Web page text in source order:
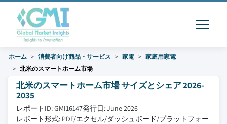
ホーム 消費者向け商品・サービス 家電
家庭用家電
北米のスマートホーム市場
北米のスマートホーム市場 サイズとシェア 2026-
2035
レポートID: GMI16147発行日: June 2026
レポート形式: PDF/エクセル/ダッシュボード/プラットフォー